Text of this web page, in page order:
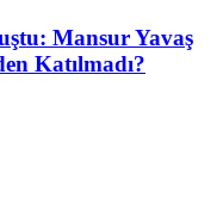
Mansur Yavaş
Katılmadı?